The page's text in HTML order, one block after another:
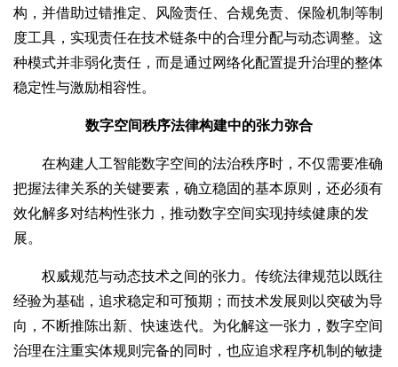
构，并借助过错推定、风险责任、合规免责、保险机制等制
度工具，实现责任在技术链条中的合理分配与动态调整。这
种模式并非弱化责任，而是通过网络化配置提升治理的整体
稳定性与激励相容性。
数字空间秩序法律构建中的张力弥合
在构建人工智能数字空间的法治秩序时，不仅需要准确
把握法律关系的关键要素，确立稳固的基本原则，还必须有
效化解多对结构性张力，推动数字空间实现持续健康的发
展。
权威规范与动态技术之间的张力。传统法律规范以既往
经验为基础，追求稳定和可预期；而技术发展则以突破为导
向，不断推陈出新、快速迭代。为化解这一张力，数字空间
治理在注重实体规则完备的同时，也应追求程序机制的敏捷